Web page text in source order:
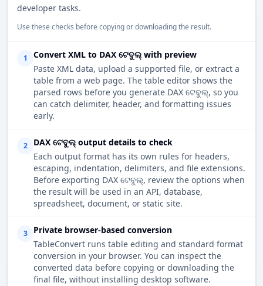
developer tasks.
Use these checks before copying or downloading the result.
1
Convert XML to DAX ଟେବୁଲ୍ with preview
Paste XML data, upload a supported file, or extract a
table from a web page. The table editor shows the
parsed rows before you generate DAX ଟେବୁଲ୍, so you
can catch delimiter, header, and formatting issues
early.
2
DAX ଟେବୁଲ୍ output details to check
Each output format has its own rules for headers,
escaping, indentation, delimiters, and file extensions.
Before exporting DAX ଟେବୁଲ୍, review the options when
the result will be used in an API, database,
spreadsheet, document, or static site.
3
Private browser-based conversion
TableConvert runs table editing and standard format
conversion in your browser. You can inspect the
converted data before copying or downloading the
final file, without installing desktop software.